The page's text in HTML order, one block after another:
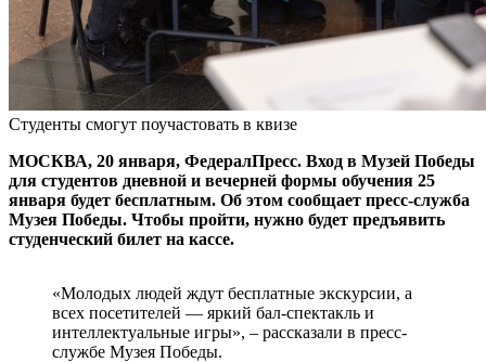
Студенты смогут поучастовать в квизе
МОСКВА, 20 января, ФедералПресс. Вход в Музей Победы
для студентов дневной и вечерней формы обучения 25
января будет бесплатным. Об этом сообщает пресс-служба
Музея Победы. Чтобы пройти, нужно будет предъявить
студенческий билет на кассе.
«Молодых людей ждут бесплатные экскурсии, а
всех посетителей — яркий бал-спектакль и
интеллектуальные игры», – рассказали в пресс-
службе Музея Победы.